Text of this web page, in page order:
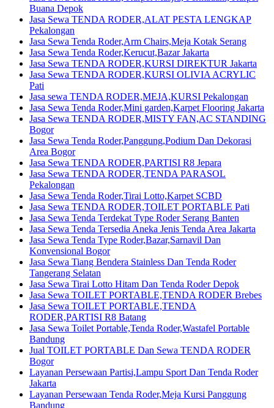
Buana Depok
Jasa Sewa TENDA RODER,ALAT PESTA LENGKAP
Pekalongan
Jasa Sewa Tenda Roder,Arm Chairs,Meja Kotak Serang
Jasa Sewa Tenda Roder,Kerucut,Bazar Jakarta
Jasa Sewa TENDA RODER,KURSI DIREKTUR Jakarta
Jasa Sewa TENDA RODER,KURSI OLIVIA ACRYLIC
Pati
Jasa sewa TENDA RODER,MEJA,KURSI Pekalongan
Jasa Sewa Tenda Roder,Mini garden,Karpet Flooring Jakarta
Jasa Sewa TENDA RODER,MISTY FAN,AC STANDING
Bogor
Jasa Sewa Tenda Roder,Panggung,Podium Dan Dekorasi
Area Bogor
Jasa Sewa TENDA RODER,PARTISI R8 Jepara
Jasa Sewa TENDA RODER,TENDA PARASOL
Pekalongan
Jasa Sewa Tenda Roder,Tirai Lotto,Karpet SCBD
Jasa Sewa TENDA RODER,TOILET PORTABLE Pati
Jasa Sewa Tenda Terdekat Type Roder Serang Banten
Jasa Sewa Tenda Tersedia Aneka Jenis Tenda Area Jakarta
Jasa Sewa Tenda Type Roder,Bazar,Sarnavil Dan
Konvensional Bogor
Jasa Sewa Tiang Bendera Stainless Dan Tenda Roder
Tangerang Selatan
Jasa Sewa Tirai Lotto Hitam Dan Tenda Roder Depok
Jasa Sewa TOILET PORTABLE,TENDA RODER Brebes
Jasa Sewa TOILET PORTABLE,TENDA
RODER,PARTISI R8 Batang
Jasa Sewa Toilet Portable,Tenda Roder,Wastafel Portable
Bandung
Jual TOILET PORTABLE Dan Sewa TENDA RODER
Bogor
Layanan Persewaan Partisi,Lampu Sport Dan Tenda Roder
Jakarta
Layanan Persewaan Tenda Roder,Meja Kursi Panggung
Bandung